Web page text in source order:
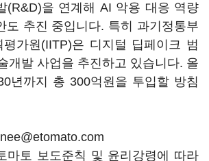
(R&D)을 연계해 AI 악용 대응 역량
도 추진 중입니다. 특히 과기정통부
평가원(IITP)은 디지털 딥페이크 범
개발 사업을 추진하고 있습니다. 올
년까지 총 300억원을 투입할 방침
마토 보도준칙 및 윤리강령에 따라